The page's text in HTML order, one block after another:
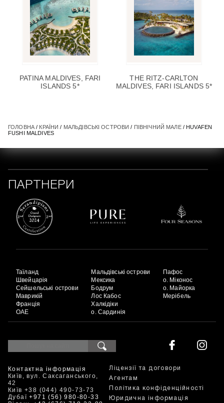
PATINA MALDIVES, FARI
ISLANDS 5*
THE RITZ-CARLTON
MALDIVES, FARI ISLANDS 5*
ГОЛОВНА/ КРАЇНИ / МАЛЬДІВСЬКІ ОСТРОВИ / ПІВНІЧНИЙ МАЛЕ/ HUVAFEN
FUSHI MALDIVES
ПАРТНЕРИ
Таїланд
Швейцарія
Сейшельські острови
Маврикій
Франція
ОАЕ
Мальдівські острови
Мексика
Бодрум
Лос Кабос
Халкідіки
о. Сардинія
Пафос
о. Міконос
о. Майорка
Мерібель
Контактна інформація
Київ, вул. Саксаганського,
42
Київ +38 (044) 490-73-73
Дубаї+971 (56) 980-80-33
Ліцензії та договори
Агентам
Політика конфіденційності
Юридична інформація